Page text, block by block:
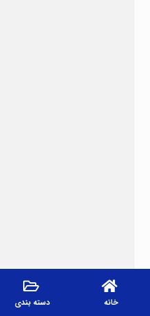
خانه دسته بندی